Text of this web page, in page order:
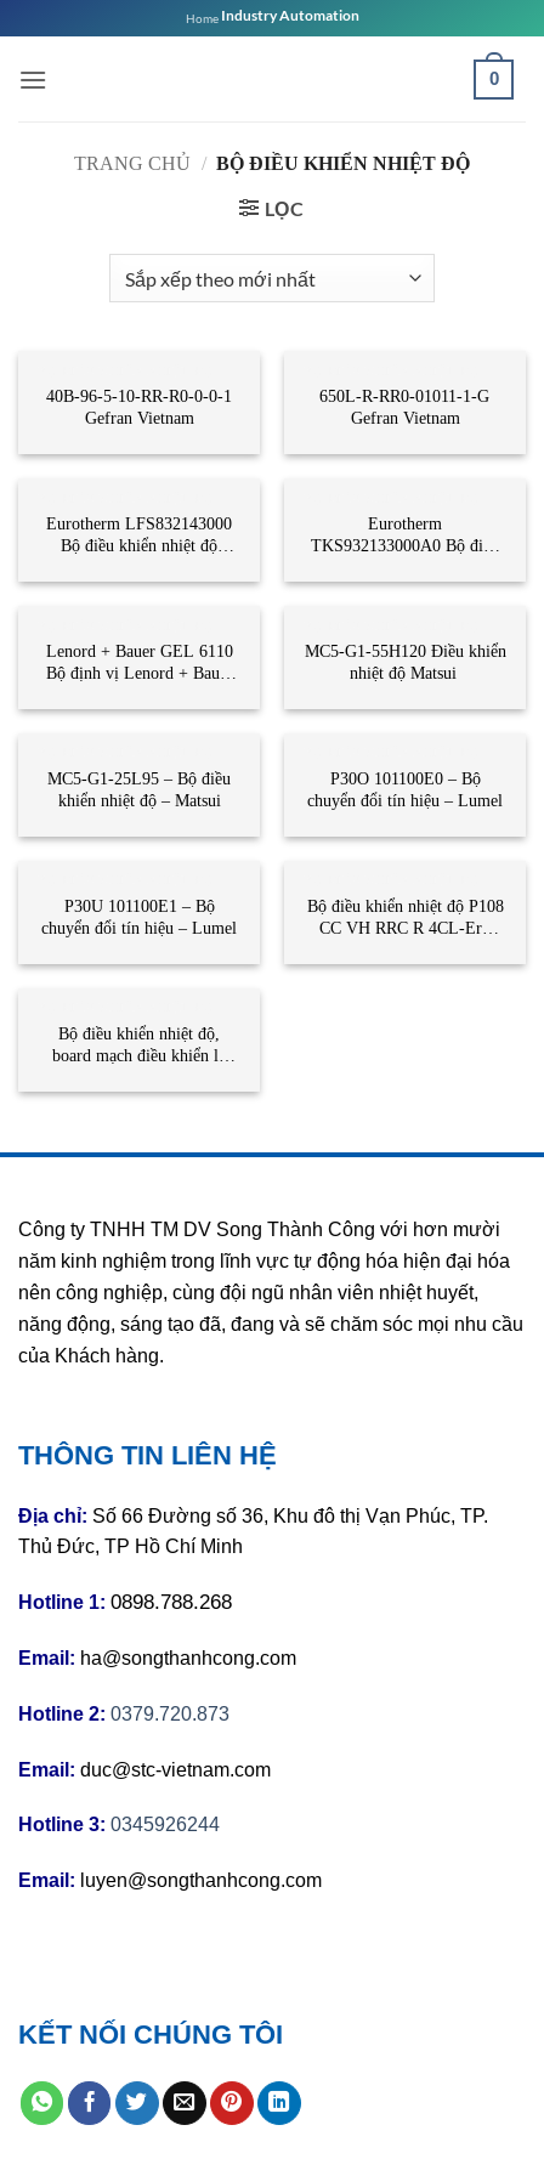
qua
nội
Home Industry Automation
0
TRANG CHỦ / BỘ ĐIỀU KHIỂN NHIỆT ĐỘ
LỌC
40B-96-5-10-RR-R0-0-0-1
Gefran Vietnam
650L-R-RR0-01011-1-G
Gefran Vietnam
Eurotherm LFS832143000
Bộ điều khiển nhiệt độ
Eurotherm
TKS932133000A0 Bộ điều
Vietnam
Lenord + Bauer GEL 6110
Bộ định vị Lenord + Bauer
MC5-G1-55H120 Điều khiển
nhiệt độ Matsui
MC5-G1-25L95 – Bộ điều
khiển nhiệt độ – Matsui
P30O 101100E0 – Bộ
chuyển đổi tín hiệu – Lumel
P30U 101100E1 – Bộ
chuyển đổi tín hiệu – Lumel
Bộ điều khiển nhiệt độ P108
CC VH RRC R 4CL-Ero
CC VH RRC R 4CL-
Bộ điều khiển nhiệt độ,
board mạch điều khiển lò
SyxthSense Vietnam, STC
Công ty TNHH TM DV Song Thành Công với hơn mười
năm kinh nghiệm trong lĩnh vực tự động hóa hiện đại hóa
nên công nghiệp, cùng đội ngũ nhân viên nhiệt huyết,
năng động, sáng tạo đã, đang và sẽ chăm sóc mọi nhu cầu
của Khách hàng.
THÔNG TIN LIÊN HỆ
Địa chỉ: Số 66 Đường số 36, Khu đô thị Vạn Phúc, TP.
Thủ Đức, TP Hồ Chí Minh
Hotline 1: 0898.788.268
Email: ha@songthanhcong.com
Hotline 2: 0379.720.873
Email: duc@stc-vietnam.com
Hotline 3: 0345926244
Email: luyen@songthanhcong.com
KẾT NỐI CHÚNG TÔI